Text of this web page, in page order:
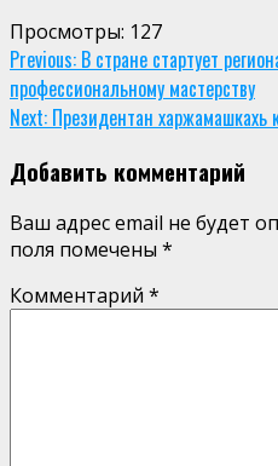
Просмотры: 127
Continue
Reading
Previous: В стране стартует
профессиональному мастерству
Next: Президентан харжамашкахь
Добавить комментарий
Ваш адрес email не будет
поля помечены *
Комментарий *